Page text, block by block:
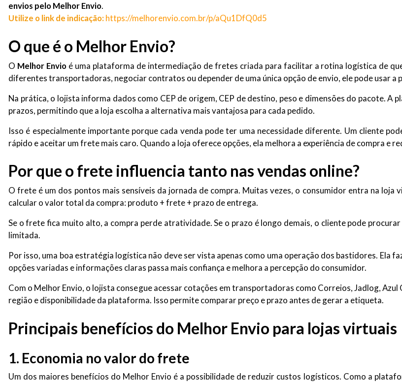
envios pelo Melhor Envio.
Utilize o link de indicação:https://melhorenvio.com.br/p/aQu1DfQ0d5
O que é o Melhor Envio?
O Melhor Envioé uma plataforma de intermediação de fretes criada para facilitar a rotina logística de
diferentes transportadoras, negociar contratos ou depender de uma única opção de envio, ele pode usar
Na prática, o lojista informa dados como CEP de origem, CEP de destino, peso e dimensões do pacote.
prazos, permitindo que a loja escolha a alternativa mais vantajosa para cada pedido.
Isso é especialmente importante porque cada venda pode ter uma necessidade diferente. Um cliente
rápido e aceitar um frete mais caro. Quando a loja oferece opções, ela melhora a experiência de compra e
Por que o frete influencia tanto nas vendas online?
O frete é um dos pontos mais sensíveis da jornada de compra. Muitas vezes, o consumidor entra na
calcular o valor total da compra: produto + frete + prazo de entrega.
Se o frete fica muito alto, a compra perde atratividade. Se o prazo é longo demais, o cliente pode
limitada.
Por isso, uma boa estratégia logística não deve ser vista apenas como uma operação dos bastidores.
opções variadas e informações claras passa mais confiança e melhora a percepção do consumidor.
Com o Melhor Envio, o lojista consegue acessar cotações em transportadoras como Correios, Jadlog,
região e disponibilidade da plataforma. Isso permite comparar preço e prazo antes de gerar a etiqueta.
Principais benefícios do Melhor Envio para lojas virtuais
1. Economia no valor do frete
Um dos maiores benefícios do Melhor Envio é a possibilidade de reduzir custos logísticos. Como a